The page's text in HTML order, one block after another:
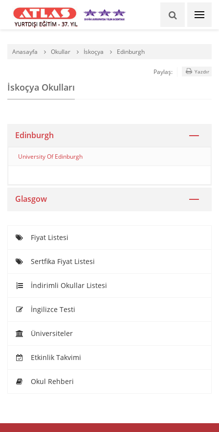
YURTDIŞI EĞİTİM - 37. YIL
Anasayfa Okullar İskoçya Edinburgh
İskoçya Okulları
Paylaş: Yazdır
Edinburgh
University Of Edinburgh
Glasgow
Fiyat Listesi
Sertfika Fiyat Listesi
İndirimli Okullar Listesi
İngilizce Testi
Üniversiteler
Etkinlik Takvimi
Okul Rehberi